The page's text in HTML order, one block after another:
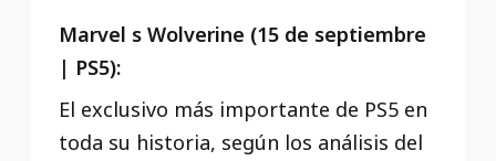
Marvel s Wolverine (15 de septiembre
| PS5):
El exclusivo más importante de PS5 en
toda su historia, según los análisis del